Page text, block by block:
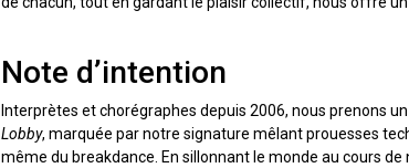
Note d’intention
Interprètes et chorégraphes depuis 2006, nous prenons
Lobby, marquée par notre signature mêlant prouesses
même du breakdance. En sillonnant le monde au cours